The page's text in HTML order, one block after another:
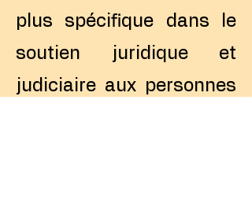
plus spécifique dans le
soutien juridique et
judiciaire aux personnes